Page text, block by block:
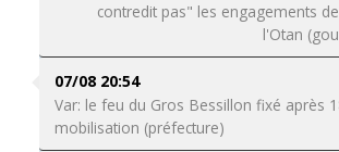
contredit pas" les engagements
l'Otan
07/08 20:54
Var: le feu du Gros Bessillon fixé après
mobilisation (préfecture)